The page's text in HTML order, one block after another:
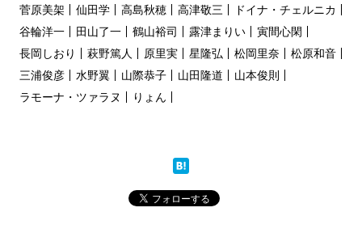
菅原美架
仙田学 高島秋穂 高津敬三
ドイナ・チェルニカ
谷輪洋一
田山了一 鶴山裕司 露津まりい
寅間心閑
長岡しおり
萩野篤人 原里実 星隆弘 松岡里奈
松原和音
三浦俊彦
水野翼 山際恭子 山田隆道
山本俊則
ラモーナ・ツァラヌ
りょん